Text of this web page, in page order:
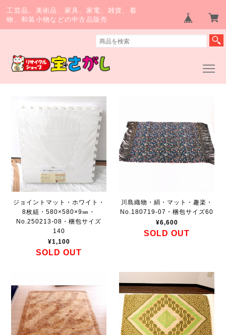
工芸品、美術品、家具、家電、雑貨、着
物、和装小物などの中古品販売
ジョイントマット・ホワイト・
8枚組・580×580×9㎜・
No.250213-08・梱包サイズ
140
¥1,100
SOLD OUT
川島織物・絹・マット・趣楽・
No.180719-07・梱包サイズ60
¥6,600
SOLD OUT